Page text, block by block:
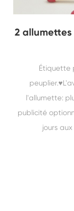
2
Étiquette
l'allumette:
publicité
jours